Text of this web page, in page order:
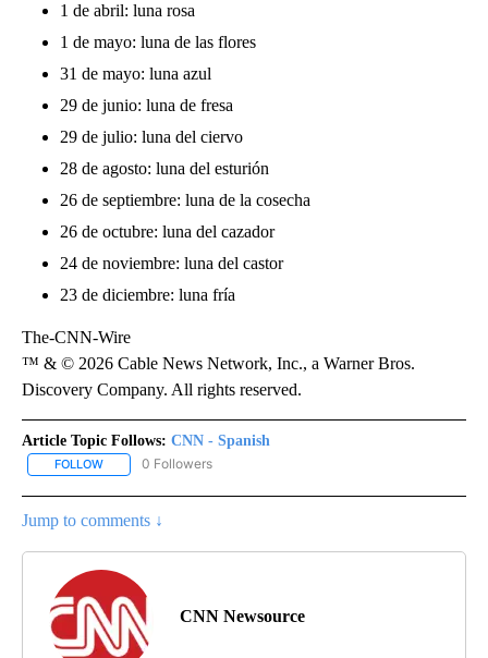
1 de abril: luna rosa
1 de mayo: luna de las flores
31 de mayo: luna azul
29 de junio: luna de fresa
29 de julio: luna del ciervo
28 de agosto: luna del esturión
26 de septiembre: luna de la cosecha
26 de octubre: luna del cazador
24 de noviembre: luna del castor
23 de diciembre: luna fría
The-CNN-Wire
™ & © 2026 Cable News Network, Inc., a Warner Bros.
Discovery Company. All rights reserved.
Article Topic Follows: CNN - Spanish
FOLLOW FOLLOW "CNN - SPANISH" TO RECEIVE NOTIFICATIONS ABOUT
0 Followers
Jump to comments ↓
CNN Newsource